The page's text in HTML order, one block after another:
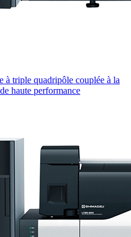
à triple quadripôle couplée à la
haute performance